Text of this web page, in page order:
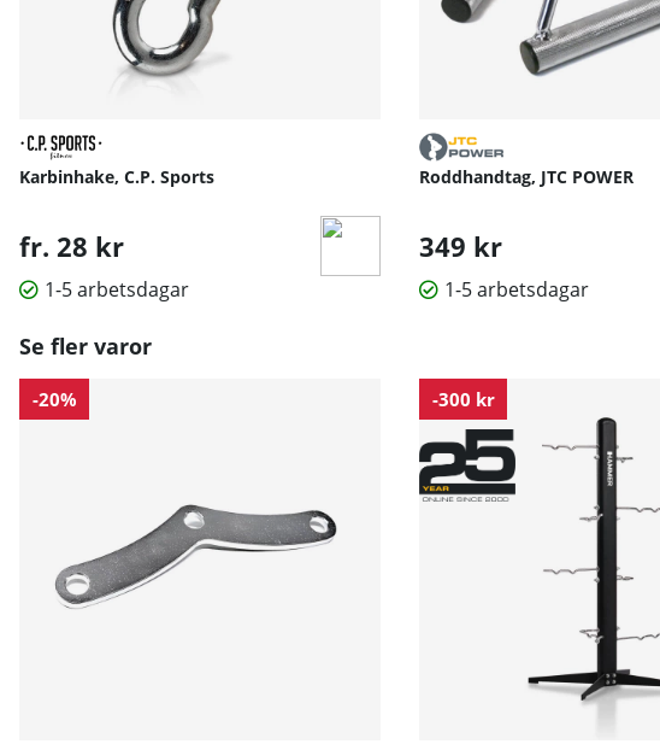
Karbinhake, C.P. Sports
fr. 28 kr
1-5 arbetsdagar
Roddhandtag, JTC POWER
349 kr
1-5 arbetsdagar
Se fler varor
-20% -300 kr